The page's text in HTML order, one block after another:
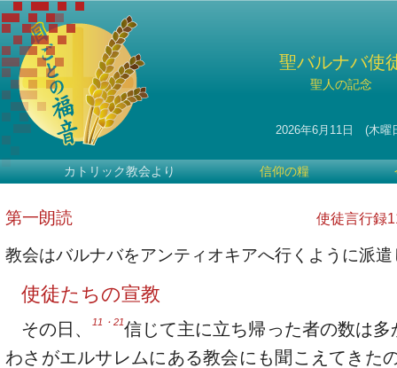
聖バルナバ使
聖人の記念
2026年6月11日 (木曜
カトリック教会より 信仰の糧
第一朗読 使徒言行録
教会はバルナバをアンティオキアへ行くように派遣
使徒たちの宣教
その日、11・21信じて主に立ち帰った者の数は多
わさがエルサレムにある教会にも聞こえてきた